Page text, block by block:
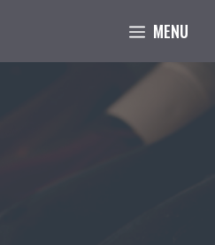
MENU